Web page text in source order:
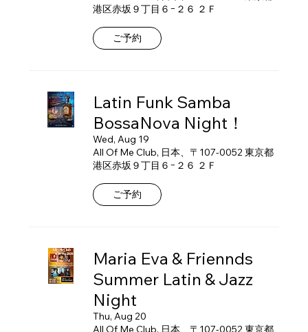
港区赤坂９丁目６−２６ ２Ｆ
ご予約
Latin Funk Samba
BossaNova Night！
Wed, Aug 19
All Of Me Club, 日本、〒107-0052 東京都
港区赤坂９丁目６−２６ ２Ｆ
ご予約
Maria Eva & Friennds
Summer Latin & Jazz
Night
Thu, Aug 20
All Of Me Club, 日本、〒107-0052 東京都